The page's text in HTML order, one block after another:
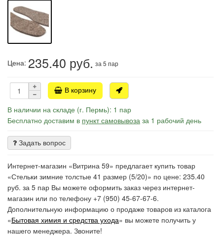
Цена: 235.40 руб. за 5 пар
В корзину
В наличии на складе (г. Пермь): 1 пар
Бесплатно доставим в пункт самовывоза за 1 рабочий день
Задать вопрос
Интернет-магазин «Витрина 59» предлагает купить товар
«Стельки зимние толстые 41 размер (5/20)» по цене: 235.40
руб. за 5 пар Вы можете оформить заказ через интернет-
магазин или по телефону +7 (950) 45-67-67-6.
Дополнительную информацию о продаже товаров из каталога
«Бытовая химия и средства ухода» вы можете получить у
нашего менеджера. Звоните!